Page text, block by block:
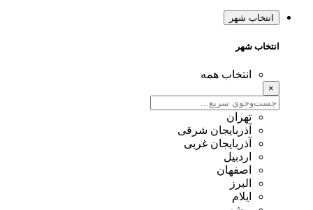
انتخاب شهر
انتخاب شهر
انتخاب همه
تهران
آذربایجان شرقی
آذربایجان غربی
اردبیل
اصفهان
البرز
ایلام